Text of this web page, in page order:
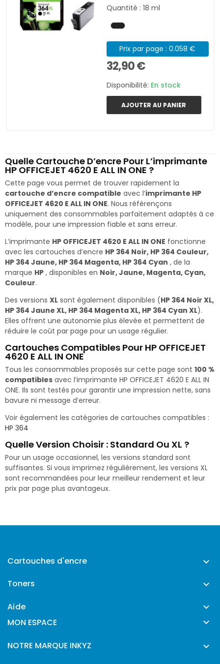
Quantité : 18 ml
Prix par page : 0.058 €
32,90 €
Disponibilité: En stock
AJOUTER AU PANIER
Quelle Cartouche D’encre Pour L’imprimante
HP OFFICEJET 4620 E ALL IN ONE ?
Cette page vous permet de trouver rapidement la
cartouche d’encre compatible avec l’imprimante HP
OFFICEJET 4620 E ALL IN ONE. Nous référençons
uniquement des consommables parfaitement adaptés à ce
modèle, pour une impression fiable et sans erreur.
L’imprimante HP OFFICEJET 4620 E ALL IN ONE fonctionne
avec les cartouches d’encre HP 364 Noir, HP 364 Couleur,
HP 364 Jaune, HP 364 Magenta, HP 364 Cyan , de la
marque HP , disponibles en Noir, Jaune, Magenta, Cyan,
Couleur.
Des versions XL sont également disponibles (HP 364 Noir XL,
HP 364 Jaune XL, HP 364 Magenta XL, HP 364 Cyan XL).
Elles offrent une autonomie plus élevée et permettent de
réduire le coût par page pour un usage régulier.
Cartouches Compatibles Pour HP OFFICEJET
4620 E ALL IN ONE
Tous les consommables proposés sur cette page sont 100 %
compatibles avec l’imprimante HP OFFICEJET 4620 E ALL IN
ONE. Ils sont testés pour garantir une impression nette, sans
bavure ni message d’erreur.
Voir également les catégories de cartouches compatibles :
HP 364
Quelle Version Choisir : Standard Ou XL ?
Pour un usage occasionnel, les versions standard sont
suffisantes. Si vous imprimez régulièrement, les versions XL
sont recommandées pour leur meilleur rendement et leur
prix par page plus avantageux.
Cartouches d'encre 
Toners 
Aide 
MON ESPACE 
NOTRE MARQUE INKYZ 